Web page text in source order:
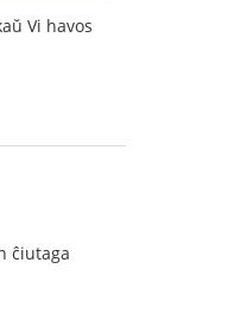
Vi havos
ĉiutaga